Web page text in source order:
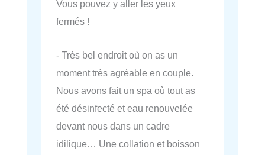
Vous pouvez y aller les yeux
fermés !
- Très bel endroit où on as un
moment très agréable en couple.
Nous avons fait un spa où tout as
été désinfecté et eau renouvelée
devant nous dans un cadre
idilique… Une collation et boisson